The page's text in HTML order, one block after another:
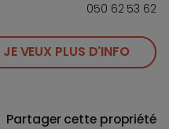
050 62 53 62
JE VEUX PLUS D'INFO
Partager cette propriété